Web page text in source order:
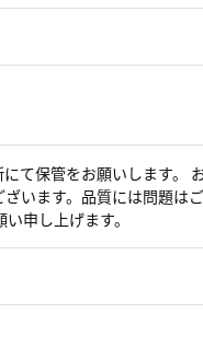
て保管をお願いします。
います。品質には問題は
申し上げます。